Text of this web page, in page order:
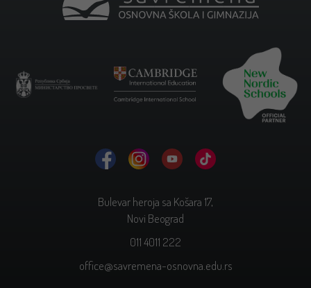
Bulevar heroja sa Košara 17,
Novi Beograd
011 4011 222
office@savremena-osnovna.edu.rs